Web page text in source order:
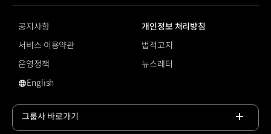
journal
tv
공지사항
개인정보 처리방침
서비스 이용약관
법적고지
운영정책
뉴스레터
영문 사이트로 이동
English
그룹사 바로가기